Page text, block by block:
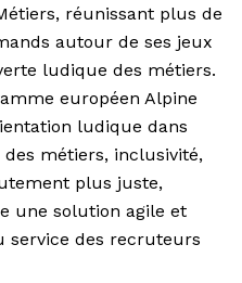
réunissant plus de
autour de ses jeux
ludique des métiers.
européen Alpine
ludique dans
métiers, inclusivité,
plus juste,
une solution agile et
service des recruteurs